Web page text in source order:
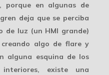
porque en algunas de
deja que se perciba
de luz (un HMI grande)
algo de flare y
alguna esquina de los
existe una